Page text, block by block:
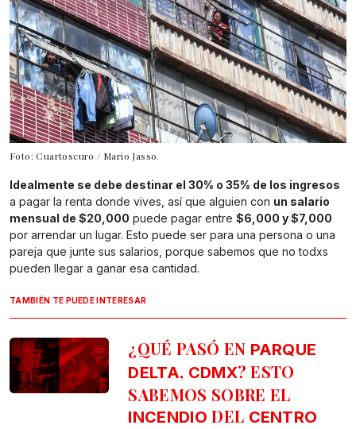
Foto: Cuartoscuro / Mario Jasso.
Idealmente se debe destinar el 30% o 35% de los ingresos
a pagar la renta donde vives, así que alguien con un salario
mensual de $20,000 puede pagar entre $6,000 y $7,000
por arrendar un lugar. Esto puede ser para una persona o una
pareja que junte sus salarios, porque sabemos que no todxs
pueden llegar a ganar esa cantidad.
TAMBIÉN TE PUEDE INTERESAR
¿QUÉ PASÓ EN PARQUE
DELTA, CDMX? ESTO
SABEMOS SOBRE EL
INCENDIO DEL CENTRO